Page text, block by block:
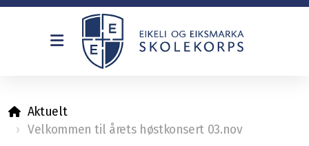
Aktuelt
Velkommen til årets høstkonsert 03.nov
Vedtekter og strategiplan